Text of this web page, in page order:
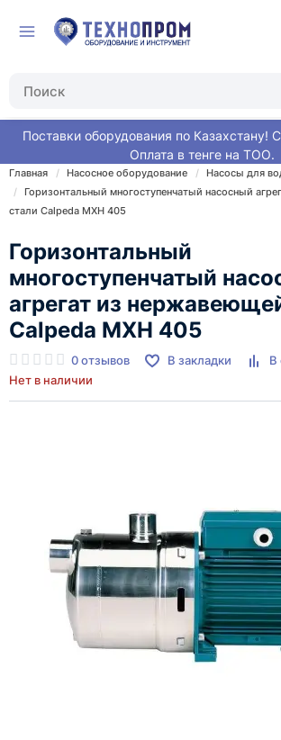
Поставки оборудования по Казахстану!
Оплата в тенге на ТОО.
Главная Насосное оборудование
Насосы для
Горизонтальный многоступенчатый насосный
стали Calpeda MXH 405
Горизонтальный
многоступенчатый
агрегат из
Calpeda MXH 405
0 отзывов В закладки
В
Нет в наличии